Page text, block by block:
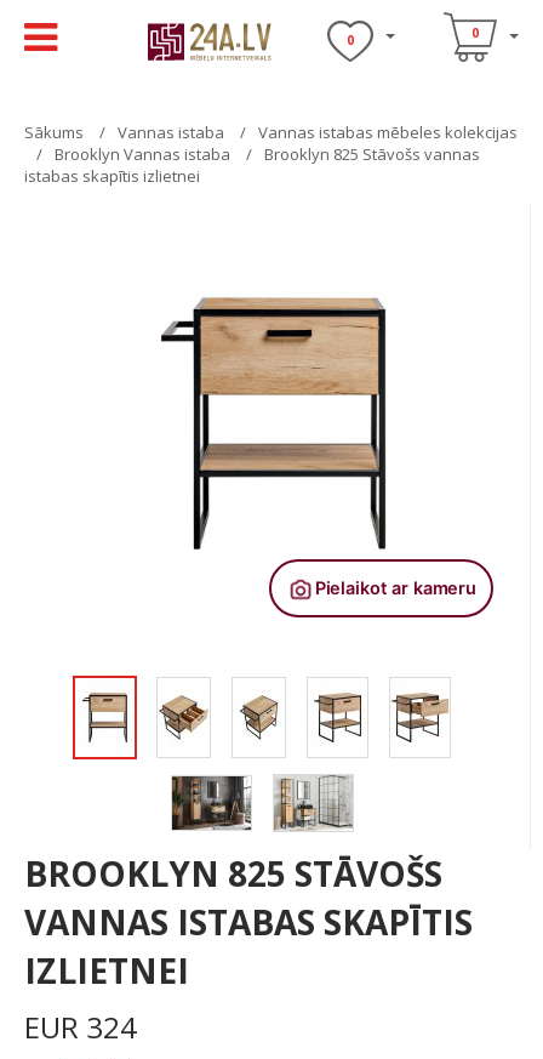
0 0
Sākums Vannas istaba
Vannas istabas mēbeles kolekcijas
Brooklyn Vannas istaba
Brooklyn 825 Stāvošs vannas
istabas skapītis izlietnei
BROOKLYN 825 STĀVOŠS
VANNAS ISTABAS SKAPĪTIS
IZLIETNEI
EUR 324